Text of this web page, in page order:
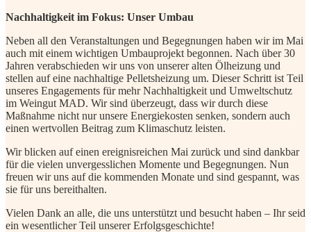
Nachhaltigkeit im Fokus: Unser Umbau
Neben all den Veranstaltungen und Begegnungen haben wir im Mai
auch mit einem wichtigen Umbauprojekt begonnen. Nach über 30
Jahren verabschieden wir uns von unserer alten Ölheizung und
stellen auf eine nachhaltige Pelletsheizung um. Dieser Schritt ist Teil
unseres Engagements für mehr Nachhaltigkeit und Umweltschutz
im Weingut MAD. Wir sind überzeugt, dass wir durch diese
Maßnahme nicht nur unsere Energiekosten senken, sondern auch
einen wertvollen Beitrag zum Klimaschutz leisten.
Wir blicken auf einen ereignisreichen Mai zurück und sind dankbar
für die vielen unvergesslichen Momente und Begegnungen. Nun
freuen wir uns auf die kommenden Monate und sind gespannt, was
sie für uns bereithalten.
Vielen Dank an alle, die uns unterstützt und besucht haben – Ihr seid
ein wesentlicher Teil unserer Erfolgsgeschichte!